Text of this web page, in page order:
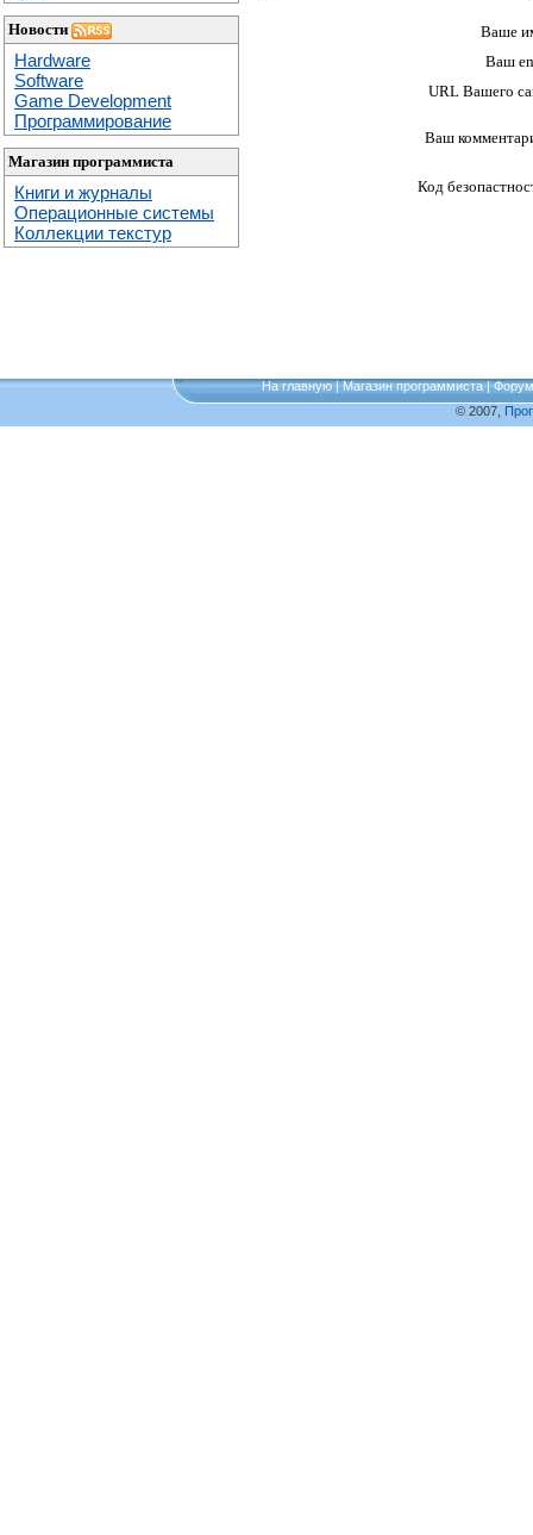
Новости
Hardware
Software
Game Development
Программирование
Магазин программиста
Книги и журналы
Операционные системы
Коллекции текстур
Ваше
Ваш
URL Вашего
Ваш
Код
На главную|Магазин программиста|Форум
© 2007,